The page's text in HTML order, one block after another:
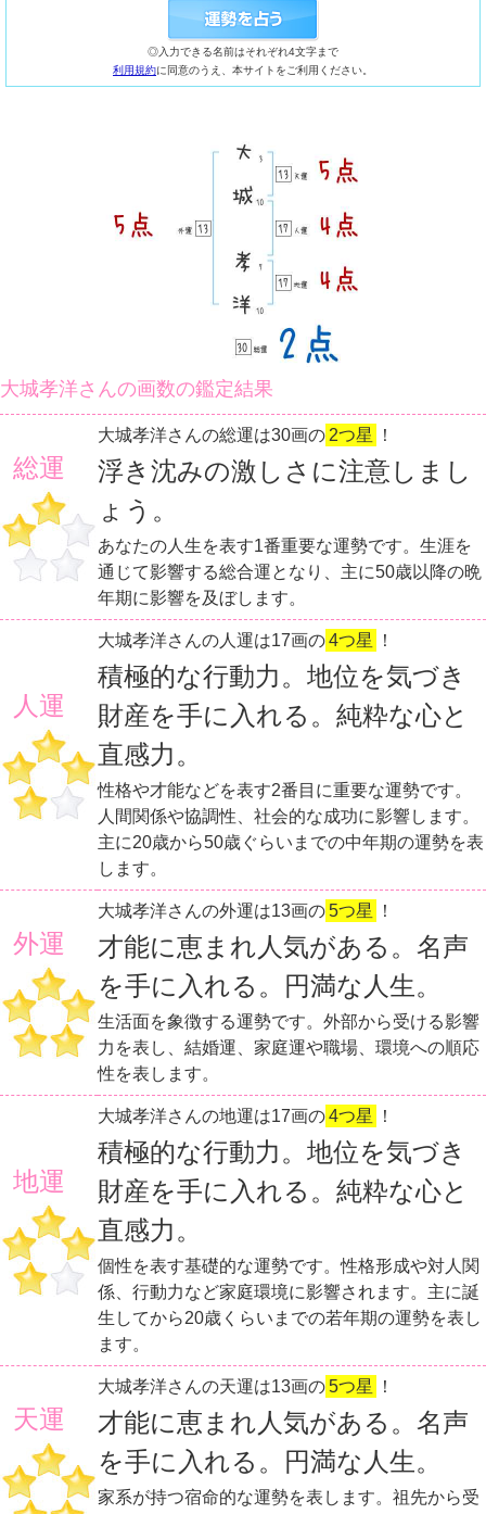
◎入力できる名前はそれぞれ4文字まで
利用規約に同意のうえ、本サイトをご利用ください。
大城孝洋さんの画数の鑑定結果
総運
大城孝洋さんの総運は30画の 2つ星 ！
浮き沈みの激しさに注意しまし
ょう。
あなたの人生を表す1番重要な運勢です。生涯を
通じて影響する総合運となり、主に50歳以降の晩
年期に影響を及ぼします。
人運
大城孝洋さんの人運は17画の4つ星 ！
積極的な行動力。地位を気づき
財産を手に入れる。純粋な心と
直感力。
性格や才能などを表す2番目に重要な運勢です。
人間関係や協調性、社会的な成功に影響します。
主に20歳から50歳ぐらいまでの中年期の運勢を表
します。
外運
大城孝洋さんの外運は13画の5つ星 ！
才能に恵まれ人気がある。名声
を手に入れる。円満な人生。
生活面を象徴する運勢です。外部から受ける影響
力を表し、結婚運、家庭運や職場、環境への順応
性を表します。
地運
大城孝洋さんの地運は17画の4つ星 ！
積極的な行動力。地位を気づき
財産を手に入れる。純粋な心と
直感力。
個性を表す基礎的な運勢です。性格形成や対人関
係、行動力など家庭環境に影響されます。主に誕
生してから20歳くらいまでの若年期の運勢を表し
ます。
天運
大城孝洋さんの天運は13画の5つ星 ！
才能に恵まれ人気がある。名声
を手に入れる。円満な人生。
家系が持つ宿命的な運勢を表します。祖先から受